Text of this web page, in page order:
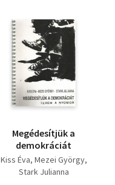
Megédesítjük a
demokráciát
Kiss Éva Mezei György
Stark Julianna